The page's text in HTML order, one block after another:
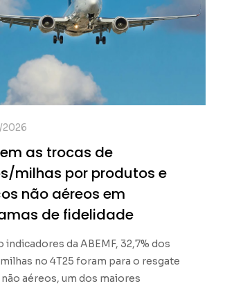
as trocas de
milhas por produtos e
não aéreos em
de fidelidade
indicadores da ABEMF, 32,7% dos
no 4T25 foram para o resgate
aéreos, um dos maiores